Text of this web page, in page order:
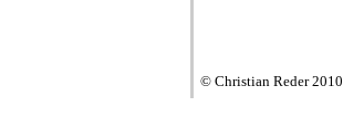
© Christian Reder 2010